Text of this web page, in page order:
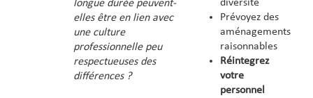
longue durée peuvent-
elles être en lien avec
une culture
professionnelle peu
respectueuses des
différences ?
diversité
Prévoyez des
aménagements
raisonnables
Réintegrez
votre
personnel